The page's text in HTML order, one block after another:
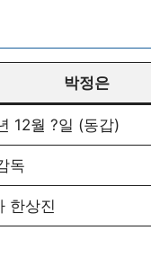
박정은
12월 ?일 (동갑)
독
한상진